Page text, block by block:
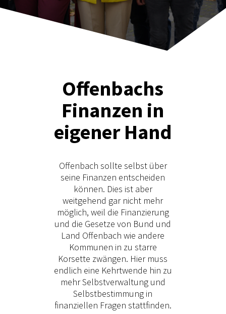
Offenbachs
Finanzen in
eigener Hand
Offenbach sollte selbst über
seine Finanzen entscheiden
können. Dies ist aber
weitgehend gar nicht mehr
möglich, weil die Finanzierung
und die Gesetze von Bund und
Land Offenbach wie andere
Kommunen in zu starre
Korsette zwängen. Hier muss
endlich eine Kehrtwende hin zu
mehr Selbstverwaltung und
Selbstbestimmung in
finanziellen Fragen stattfinden.